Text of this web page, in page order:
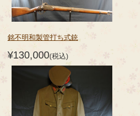
銘不明和製管打ち式銃
¥130,000(税込)